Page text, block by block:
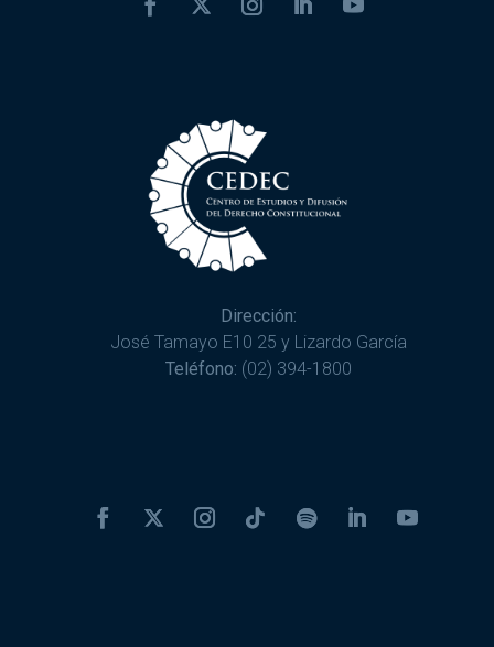
Dirección:
José Tamayo E10 25 y Lizardo García
Teléfono: (02) 394-1800